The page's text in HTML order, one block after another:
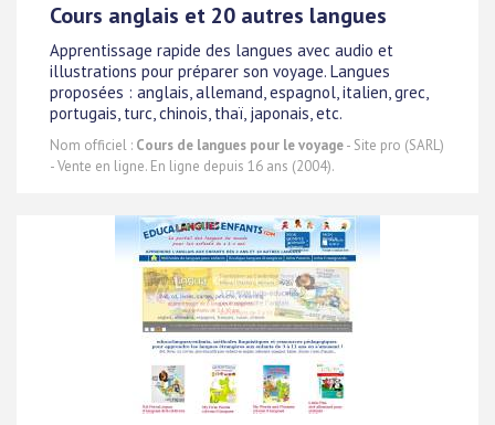
Cours anglais et 20 autres langues
Apprentissage rapide des langues avec audio et
illustrations pour préparer son voyage. Langues
proposées : anglais, allemand, espagnol, italien, grec,
portugais, turc, chinois, thaï, japonais, etc.
Nom officiel : Cours de langues pour le voyage- Site pro (SARL)
- Vente en ligne. En ligne depuis 16 ans (2004).